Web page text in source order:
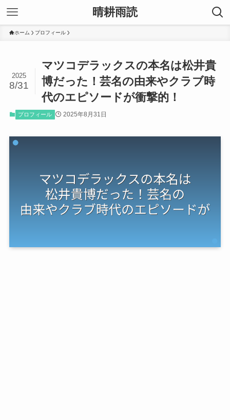
晴耕雨読
ホーム プロフィール
マツコデラックスの本名は松井貴
博だった！芸名の由来やクラブ時
代のエピソードが衝撃的！
2025
8/31
プロフィール 2025年8月31日